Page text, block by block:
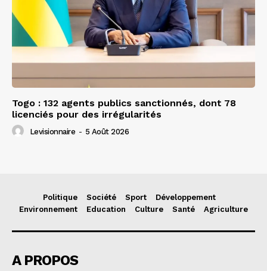
Togo : 132 agents publics sanctionnés, dont 78
licenciés pour des irrégularités
Levisionnaire - 5 Août 2026
Politique Société Sport
Développement
Environnement
Education Culture Santé Agriculture
A PROPOS